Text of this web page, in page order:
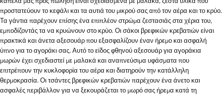
προστατεύουν το κεφάλι και τα αυτιά του μικρού σας από τον αέρα και το κρύο.
Τα γάντια παρέχουν επίσης ένα επιπλέον στρώμα ζεστασιάς στα χέρια του,
εμποδίζοντάς τα να κρυώνουν στο κρύο. Οι σάκοι βρεφικών κρεβατιών είναι
πρακτικά και άνετα αξεσουάρ που εξασφαλίζουν έναν ήρεμο και ασφαλή
ύπνο για το αγοράκι σας. Αυτό το είδος φθηνού αξεσουάρ για αγοράκια
μωρών έχει σχεδιαστεί με μαλακά και αναπνεύσιμα υφάσματα που
επιτρέπουν την κυκλοφορία του αέρα και διατηρούν την κατάλληλη
θερμοκρασία. Οι τσάντες βρεφικών κρεβατιών παρέχουν ένα άνετο και
ασφαλές περιβάλλον για να ξεκουράζεται το μωρό σας ήρεμα κατά τη